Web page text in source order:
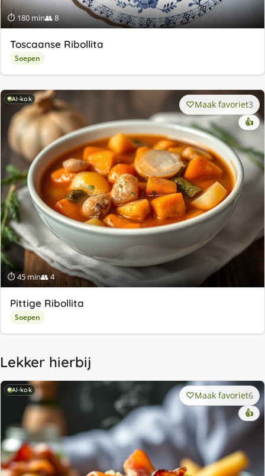
⏱ 180 min👥 8
Toscaanse Ribollita
Soepen
AI-kok
⏱ 45 min👥 4
Maak favoriet3
👍
Pittige Ribollita
Soepen
Lekker hierbij
AI-kok Maak favoriet6
👍